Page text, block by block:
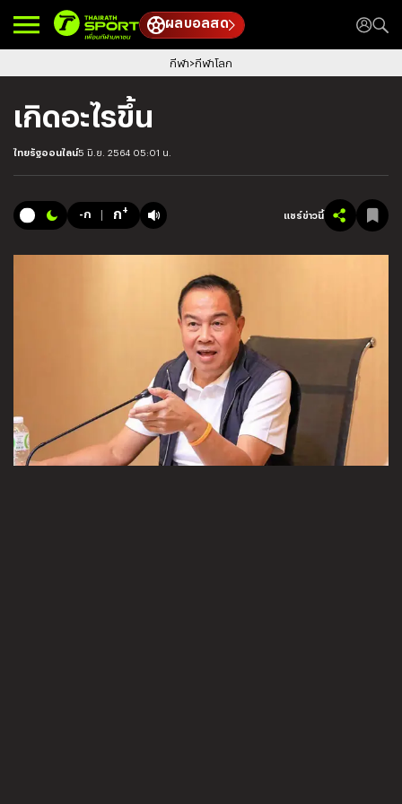
ผลบอลสด
กีฬา กีฬาโลก
เกิดอะไรขึ้น
ไทยรัฐออนไลน์5 มิ.ย. 2564 05:01 น.
-ก ก+ แชร์ข่าวนี้